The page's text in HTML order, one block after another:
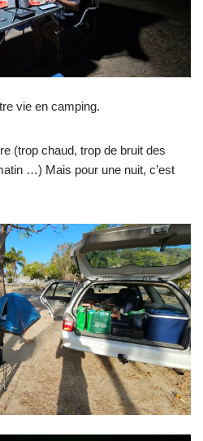
vie en camping.
(trop chaud, trop de bruit des
…) Mais pour une nuit, c’est